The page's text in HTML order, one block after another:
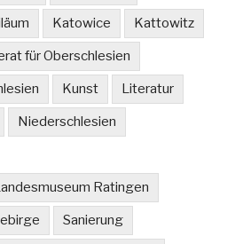
Katowice Kattowitz
für Oberschlesien
Kunst Literatur
Niederschlesien
Ratingen
Sanierung